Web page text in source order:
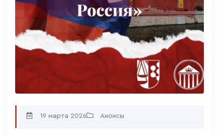
19 марта 2026 Анонсы